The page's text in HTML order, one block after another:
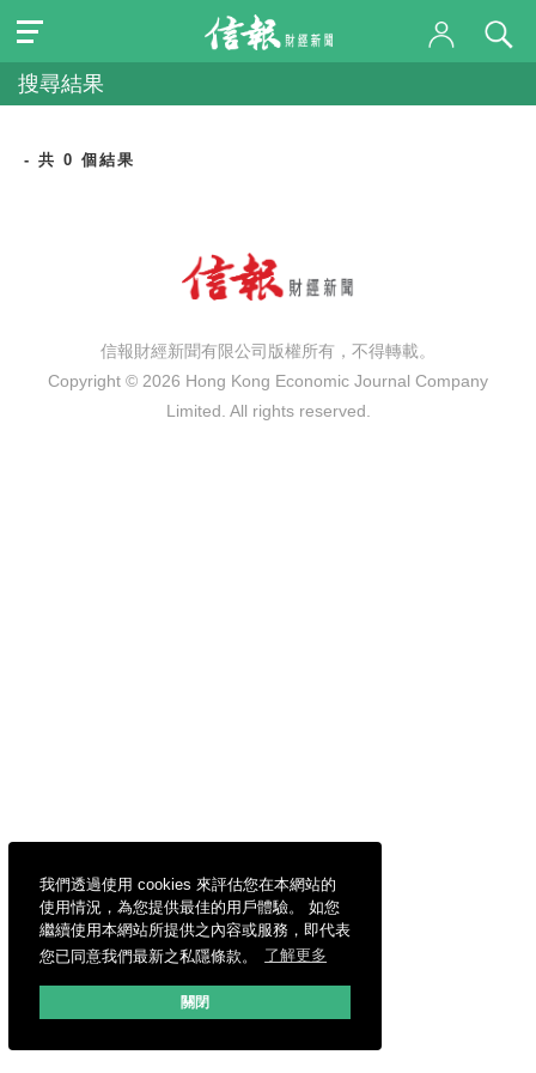
我們透過使用 cookies 來評估您在本網站的
使用情況，為您提供最佳的用戶體驗。 如您
繼續使用本網站所提供之內容或服務，即代表
您已同意我們最新之私隱條款。
了解更多
關閉
搜尋結果
- 共 0 個結果
信報財經新聞有限公司版權所有，不得轉載。
Copyright © 2026 Hong Kong Economic Journal Company
Limited. All rights reserved.